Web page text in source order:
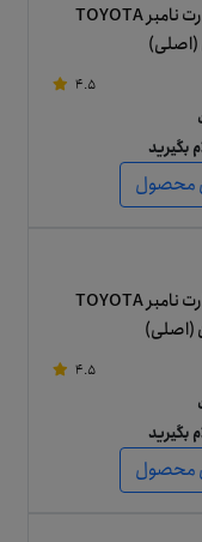
لنت ترمز جلو تویوتا پارت نامبر TOYOTA
4.5
بگیرید
محصول
لنت ترمز جلو تویوتا پارت نامبر TOYOTA
4.5
بگیرید
محصول